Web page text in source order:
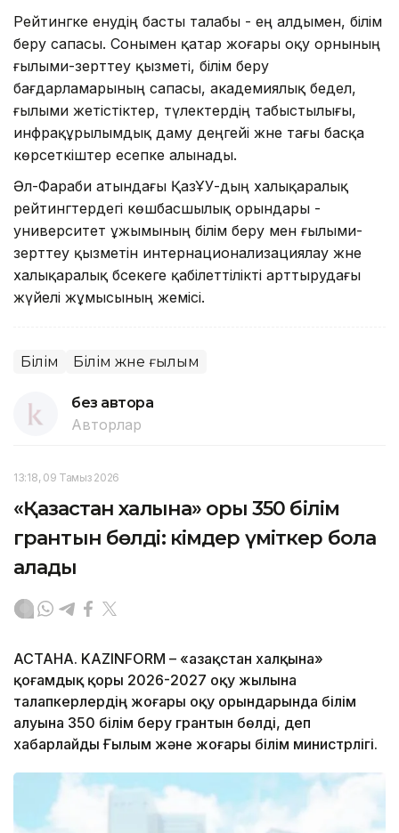
Рейтингке енудің басты талабы - ең алдымен, білім
беру сапасы. Сонымен қатар жоғары оқу орнының
ғылыми-зерттеу қызметі, білім беру
бағдарламарының сапасы, академиялық бедел,
ғылыми жетістіктер, түлектердің табыстылығы,
инфрақұрылымдық даму деңгейі және тағы басқа
көрсеткіштер есепке алынады.
Әл-Фараби атындағы ҚазҰУ-дың халықаралық
рейтингтердегі көшбасшылық орындары -
университет ұжымының білім беру мен ғылыми-
зерттеу қызметін интернационализациялау және
халықаралық бәсекеге қабілеттілікті арттырудағы
жүйелі жұмысының жемісі.
Білім Білім және ғылым
без автора
Авторлар
13:18, 09 Тамыз 2026
«Қазақстан халқына» қоры 350 білім
грантын бөлді: кімдер үміткер бола
алады
АСТАНА. KAZINFORM – «Қазақстан халқына»
қоғамдық қоры 2026-2027 оқу жылына
талапкерлердің жоғары оқу орындарында білім
алуына 350 білім беру грантын бөлді, деп
хабарлайды Ғылым және жоғары білім министрлігі.